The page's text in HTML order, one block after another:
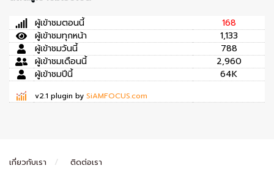
ผู้เข้าชมตอนนี้
168
ผู้เข้าชมทุกหน้า
1,133
ผู้เข้าชมวันนี้
788
ผู้เข้าชมเดือนนี้
2,960
ผู้เข้าชมปีนี้
64K
v2.1 plugin by SiAMFOCUS.com
เกี่ยวกับเรา ติดต่อเรา